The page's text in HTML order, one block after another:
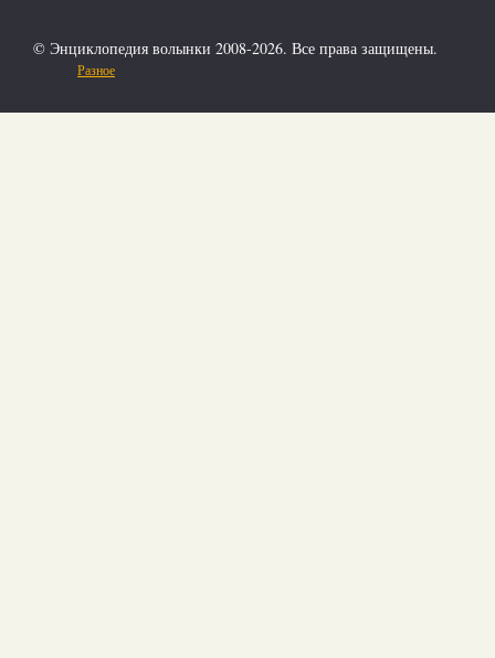
© Энциклопедия волынки 2008-2026. Все права защищены.
Разное